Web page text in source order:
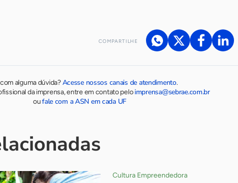
COMPARTILHE
alguma dúvida?Acesse nossos canais de atendimento.
da imprensa, entre em contato peloimprensa@sebrae.com.br
oufale com a ASN em cada UF
Cultura Empreendedora